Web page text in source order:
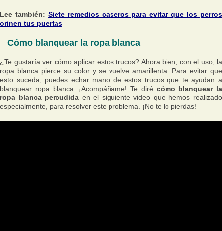
Lee también: Siete remedios caseros para evitar que los perros
orinen tus puertas
Cómo blanquear la ropa blanca
¿Te gustaría ver cómo aplicar estos trucos? Ahora bien, con el uso, la
ropa blanca pierde su color y se vuelve amarillenta. Para evitar que
esto suceda, puedes echar mano de estos trucos que te ayudan a
blanquear ropa blanca. ¡Acompáñame! Te diré cómo blanquear la
ropa blanca percudida en el siguiente video que hemos realizado
especialmente, para resolver este problema. ¡No te lo pierdas!